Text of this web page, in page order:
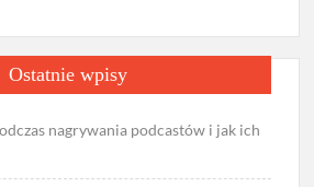
Ostatnie wpisy
nagrywania podcastów i jak ich